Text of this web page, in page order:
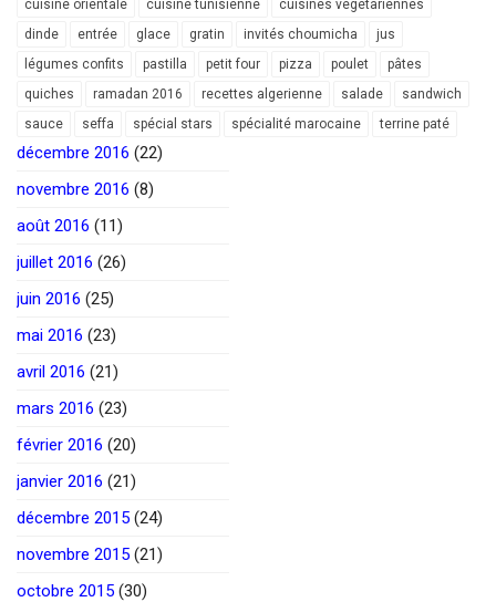
cuisine orientale cuisine tunisienne
cuisines végétariennes
dinde
entrée glace gratin invités choumicha
jus
légumes confits
pastilla petit four pizza poulet
pâtes
quiches
ramadan 2016 recettes algerienne salade
sandwich
sauce
seffa spécial stars spécialité marocaine terrine paté
décembre 2016 (22)
novembre 2016 (8)
août 2016 (11)
juillet 2016 (26)
juin 2016 (25)
mai 2016 (23)
avril 2016 (21)
mars 2016 (23)
février 2016 (20)
janvier 2016 (21)
décembre 2015 (24)
novembre 2015 (21)
octobre 2015 (30)